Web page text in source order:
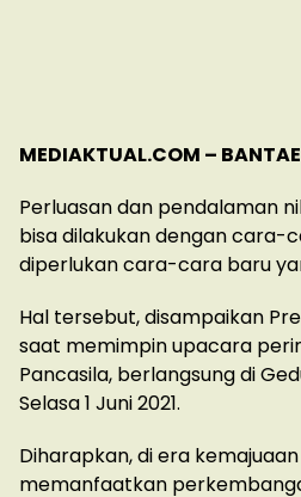
MEDIAKTUAL.COM –
Perluasan dan pendalaman
bisa dilakukan dengan cara-
diperlukan cara-cara baru
Hal tersebut, disampaikan
saat memimpin upacara
Pancasila, berlangsung di
Selasa 1 Juni 2021.
Diharapkan, di era
memanfaatkan